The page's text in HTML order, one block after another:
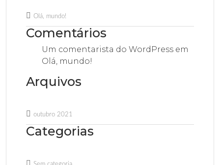
Olá, mundo!
Comentários
Um comentarista do WordPress em
Olá, mundo!
Arquivos
outubro 2021
Categorias